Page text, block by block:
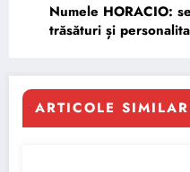
Numele HORACIO:
trăsături și
ARTICOLE